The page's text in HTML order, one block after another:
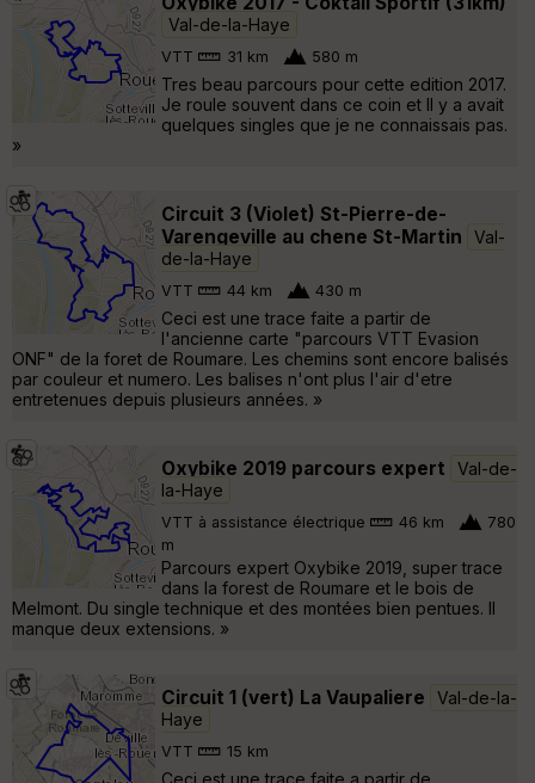
Val-de-la-Haye
VTT 31 km 580 m
Tres beau parcours pour cette edition 2017.
Je roule souvent dans ce coin et Il y a avait
quelques singles que je ne connaissais pas.
»
Circuit 3 (Violet) St-Pierre-de-
Varengeville au chene St-Martin
Val-
de-la-Haye
VTT 44 km 430 m
Ceci est une trace faite a partir de
l'ancienne carte "parcours VTT Evasion
ONF" de la foret de Roumare. Les chemins sont encore balisés
par couleur et numero. Les balises n'ont plus l'air d'etre
entretenues depuis plusieurs années. »
Oxybike 2019 parcours expert
Val-de-
la-Haye
VTT à assistance électrique 46 km
780
m
Parcours expert Oxybike 2019, super trace
dans la forest de Roumare et le bois de
Melmont. Du single technique et des montées bien pentues. Il
manque deux extensions. »
Circuit 1 (vert) La Vaupaliere
Val-de-la-
Haye
VTT 15 km
Ceci est une trace faite a partir de